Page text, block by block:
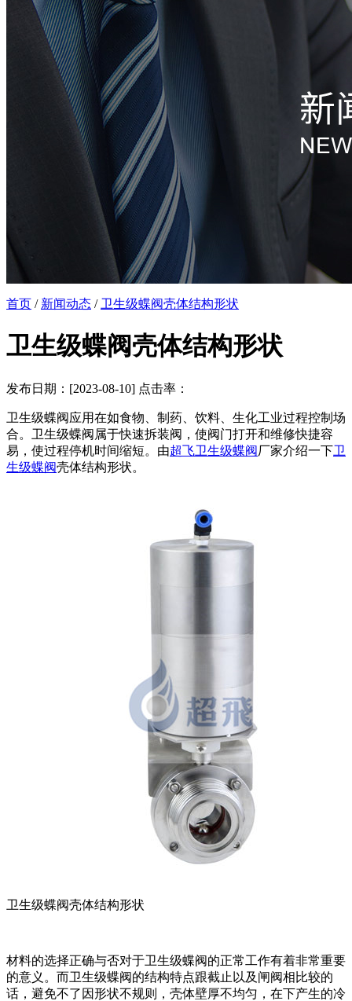
首页 / 新闻动态 / 卫生级蝶阀壳体结构形状
卫生级蝶阀壳体结构形状
发布日期：[2023-08-10] 点击率：
卫生级蝶阀应用在如食物、制药、饮料、生化工业过程控制场
合。卫生级蝶阀属于快速拆装阀，使阀门打开和维修快捷容
易，使过程停机时间缩短。由超飞卫生级蝶阀厂家介绍一下卫
生级蝶阀壳体结构形状。
卫生级蝶阀壳体结构形状
材料的选择正确与否对于卫生级蝶阀的正常工作有着非常重要
的意义。而卫生级蝶阀的结构特点跟截止以及闸阀相比较的
话，避免不了因形状不规则，壳体壁厚不均匀，在下产生的冷